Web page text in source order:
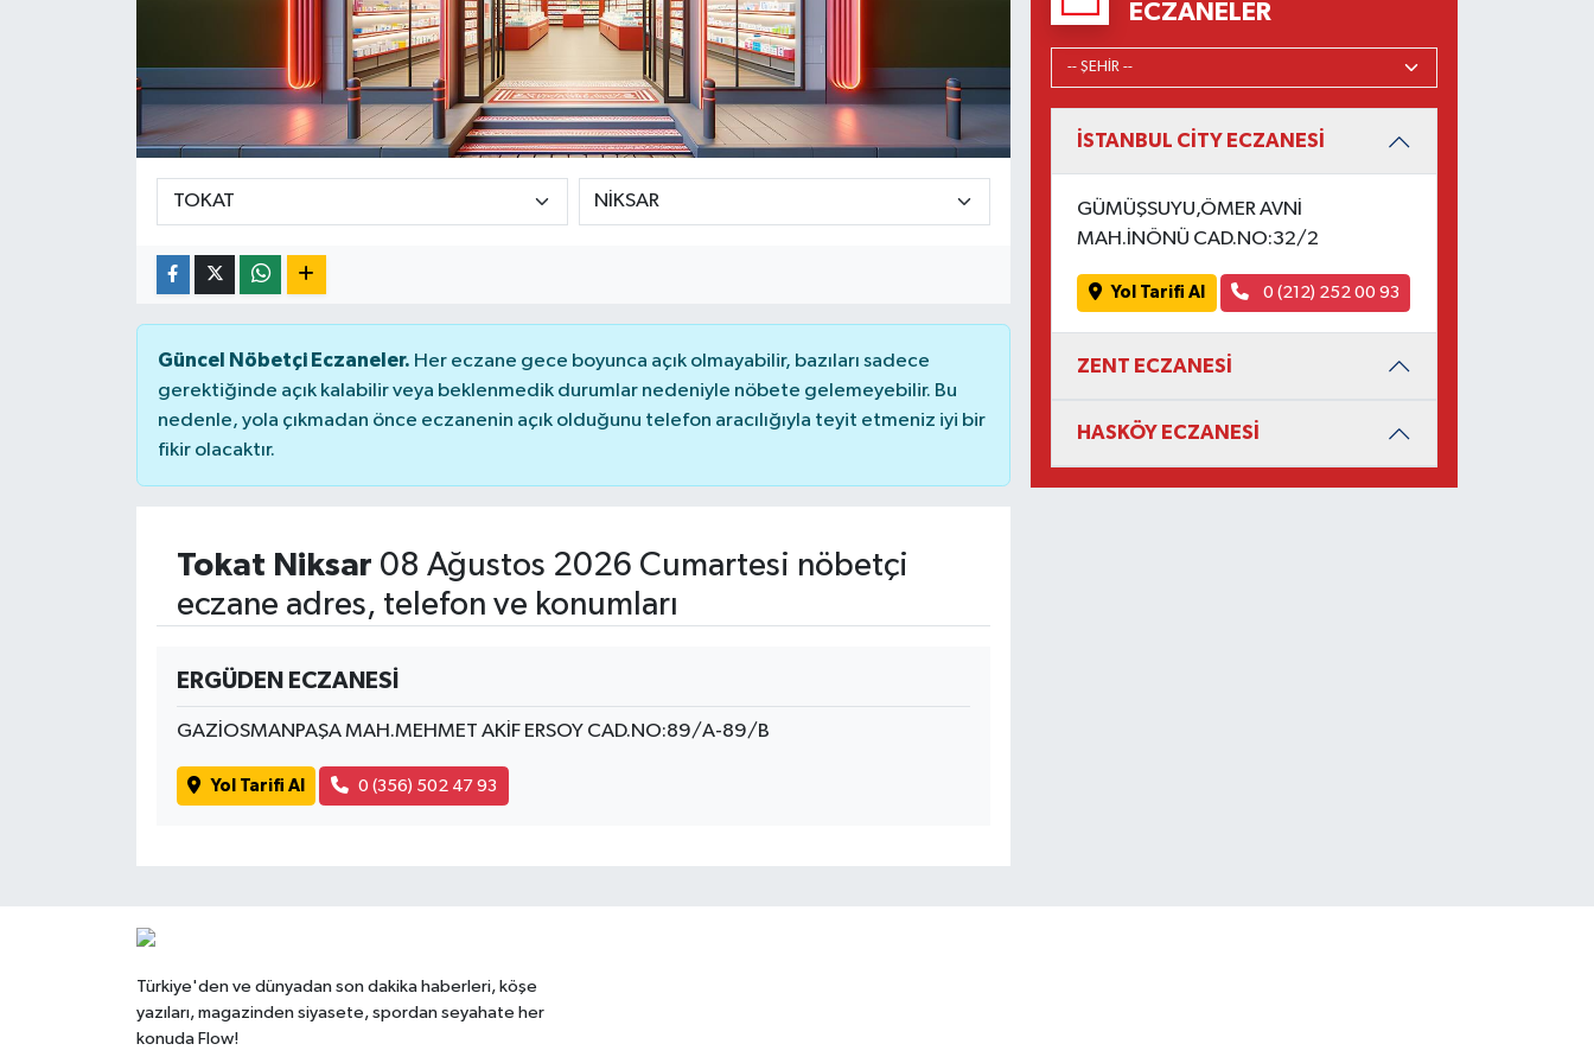
Güncel Nöbetçi Eczaneler. Her eczane gece boyunca açık olmayabilir, bazıları sadece
gerektiğinde açık kalabilir veya beklenmedik durumlar nedeniyle nöbete gelemeyebilir. Bu
nedenle, yola çıkmadan önce eczanenin açık olduğunu telefon aracılığıyla teyit etmeniz iyi bir
fikir olacaktır.
Tokat Niksar 08 Ağustos 2026 Cumartesi nöbetçi
eczane adres, telefon ve konumları
ERGÜDEN ECZANESİ
GAZİOSMANPAŞA MAH.MEHMET AKİF ERSOY CAD.NO:89/A-89/B
Yol Tarifi Al 0 (356) 502 47 93
ECZANELER
İSTANBUL CİTY ECZANESİ
GÜMÜŞSUYU,ÖMER AVNİ
MAH.İNÖNÜ CAD.NO:32/2
Yol Tarifi Al 0 (212) 252 00 93
ZENT ECZANESİ
HASKÖY ECZANESİ
Türkiye'den ve dünyadan son dakika haberleri, köşe
yazıları, magazinden siyasete, spordan seyahate her
konuda Flow!